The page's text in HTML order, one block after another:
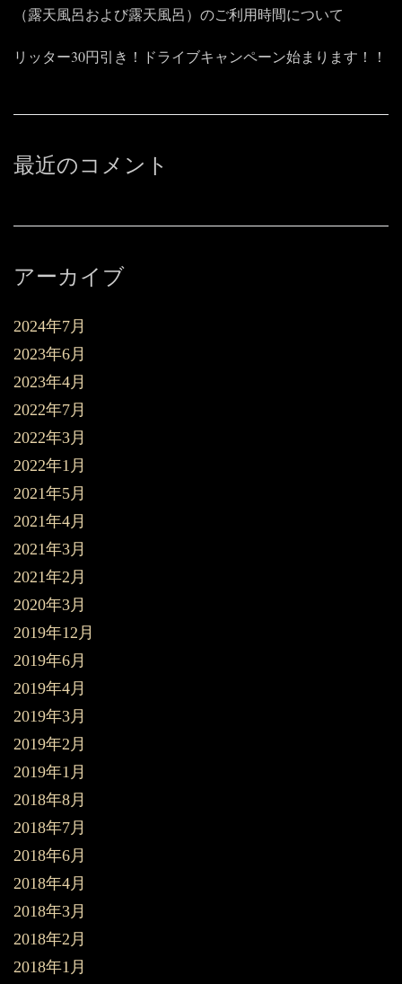
（露天風呂および露天風呂）のご利用時間について
リッター30円引き！ドライブキャンペーン始まります！！
最近のコメント
アーカイブ
2024年7月
2023年6月
2023年4月
2022年7月
2022年3月
2022年1月
2021年5月
2021年4月
2021年3月
2021年2月
2020年3月
2019年12月
2019年6月
2019年4月
2019年3月
2019年2月
2019年1月
2018年8月
2018年7月
2018年6月
2018年4月
2018年3月
2018年2月
2018年1月